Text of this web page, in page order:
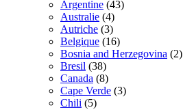
Argentine (43)
Australie (4)
Autriche (3)
Belgique (16)
Bosnia and Herzegovina (2)
Bresil (38)
Canada (8)
Cape Verde (3)
Chili (5)